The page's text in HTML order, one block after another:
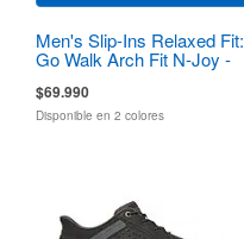
Men's Slip-Ins Relaxed Fit:
Go Walk Arch Fit N-Joy -
$69.990
Disponible en 2 colores